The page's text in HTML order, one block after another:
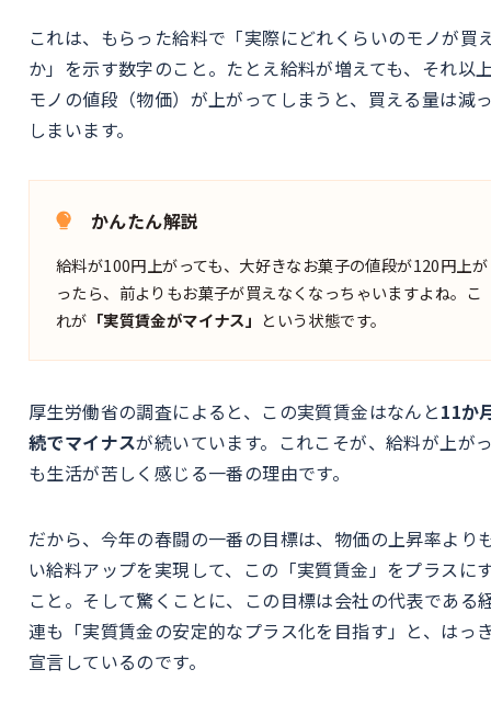
これは、もらった給料で「実際にどれくらいのモノが買
か」を示す数字のこと。たとえ給料が増えても、それ以
モノの値段（物価）が上がってしまうと、買える量は減
しまいます。
かんたん解説
給料が100円上がっても、大好きなお菓子の値段が120円上が
ったら、前よりもお菓子が買えなくなっちゃいますよね。こ
れが 「実質賃金がマイナス」 という状態です。
厚生労働省の調査によると、この実質賃金はなんと11か
続でマイナスが続いています。これこそが、給料が上が
も生活が苦しく感じる一番の理由です。
だから、今年の春闘の一番の目標は、物価の上昇率より
い給料アップを実現して、この「実質賃金」をプラスに
こと。そして驚くことに、この目標は会社の代表である
連も「実質賃金の安定的なプラス化を目指す」と、はっ
宣言しているのです。